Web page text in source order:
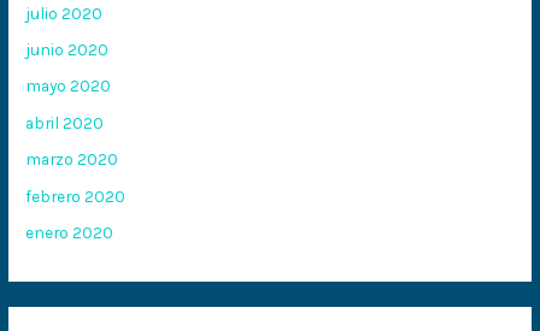
julio 2020
junio 2020
mayo 2020
abril 2020
marzo 2020
febrero 2020
enero 2020